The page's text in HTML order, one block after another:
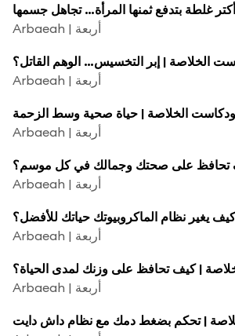
Arbaeah | أربعة
الخلاصة | إبر التخسيس… الوهم القاتل؟
Arbaeah | أربعة
الخلاصة | حياة صحية وسط الزحمة
Arbaeah | أربعة
Arbaeah | أربعة
يغير نظام الماكروبيوتك حياتك للأفضل؟
Arbaeah | أربعة
| كيف تحافظ على وزنك لمدى الحياة؟
Arbaeah | أربعة